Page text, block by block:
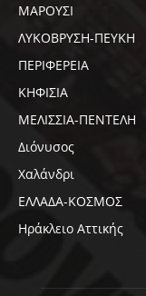
ΜΑΡΟΥΣΙ
ΛΥΚΟΒΡΥΣΗ-ΠΕΥΚΗ
ΠΕΡΙΦΕΡΕΙΑ
ΚΗΦΙΣΙΑ
ΜΕΛΙΣΣΙΑ-ΠΕΝΤΕΛΗ
Διόνυσος
Χαλάνδρι
ΕΛΛΑΔΑ-ΚΟΣΜΟΣ
Ηράκλειο Αττικής